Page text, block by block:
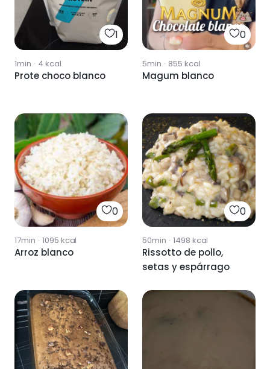
1
1min · 4 kcal
Prote choco blanco
0
5min · 855 kcal
Magum blanco
0
17min · 1095 kcal
Arroz blanco
0
50min · 1498 kcal
Rissotto de pollo,
setas y espárrago